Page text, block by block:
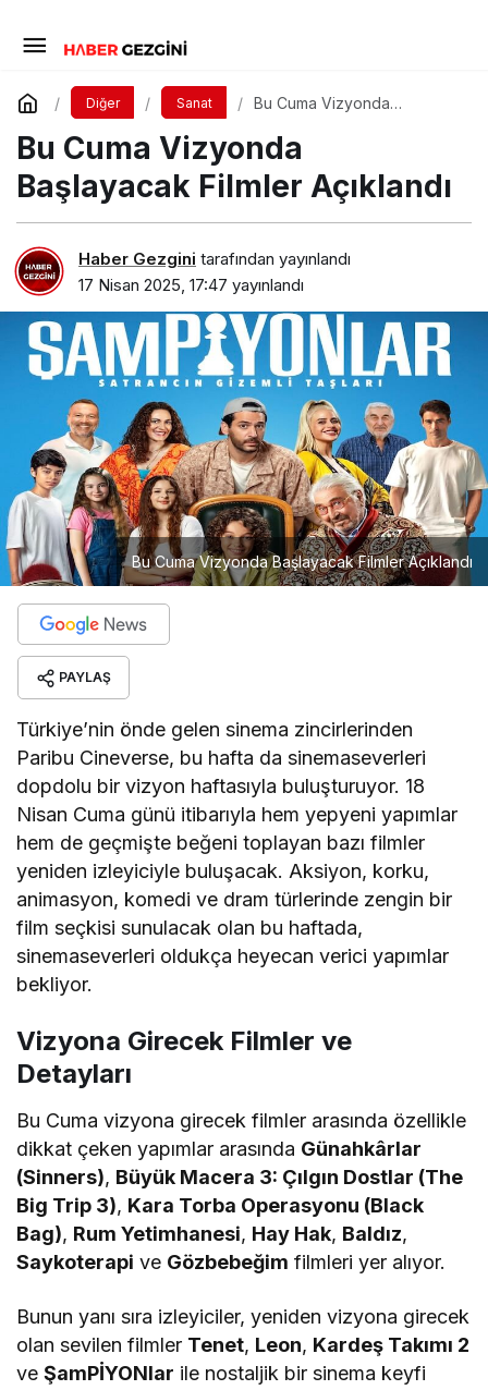
Diğer Sanat
Bu Cuma Vizyonda
Bu Cuma Vizyonda
Başlayacak Filmler Açıklandı
Haber Gezgini tarafından yayınlandı
17 Nisan 2025, 17:47 yayınlandı
Bu Cuma Vizyonda Başlayacak Filmler Açıklandı
PAYLAŞ
Türkiye’nin önde gelen sinema zincirlerinden
Paribu Cineverse, bu hafta da sinemaseverleri
dopdolu bir vizyon haftasıyla buluşturuyor. 18
Nisan Cuma günü itibarıyla hem yepyeni yapımlar
hem de geçmişte beğeni toplayan bazı filmler
yeniden izleyiciyle buluşacak. Aksiyon, korku,
animasyon, komedi ve dram türlerinde zengin bir
film seçkisi sunulacak olan bu haftada,
sinemaseverleri oldukça heyecan verici yapımlar
bekliyor.
Vizyona Girecek Filmler ve
Detayları
Bu Cuma vizyona girecek filmler arasında özellikle
dikkat çeken yapımlar arasında Günahkârlar
(Sinners), Büyük Macera 3: Çılgın Dostlar (The
Big Trip 3), Kara Torba Operasyonu (Black
Bag), Rum Yetimhanesi, Hay Hak, Baldız,
Saykoterapi ve Gözbebeğim filmleri yer alıyor.
Bunun yanı sıra izleyiciler, yeniden vizyona girecek
olan sevilen filmler Tenet, Leon, Kardeş Takımı 2
veŞamPİYONlar ile nostaljik bir sinema keyfi